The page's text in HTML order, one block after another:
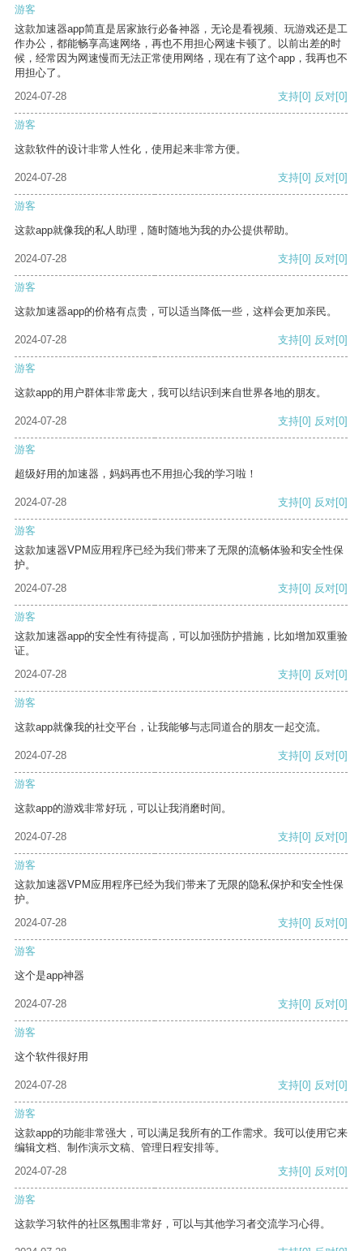
游客
这款加速器app简直是居家旅行必备神器，无论是看视频、玩游戏还是工
作办公，都能畅享高速网络，再也不用担心网速卡顿了。以前出差的时
候，经常因为网速慢而无法正常使用网络，现在有了这个app，我再也不
用担心了。
2024-07-28
支持[0] 反对[0]
游客
这款软件的设计非常人性化，使用起来非常方便。
2024-07-28 支持[0] 反对[0]
游客
这款app就像我的私人助理，随时随地为我的办公提供帮助。
2024-07-28 支持[0] 反对[0]
游客
这款加速器app的价格有点贵，可以适当降低一些，这样会更加亲民。
2024-07-28 支持[0] 反对[0]
游客
这款app的用户群体非常庞大，我可以结识到来自世界各地的朋友。
2024-07-28 支持[0] 反对[0]
游客
超级好用的加速器，妈妈再也不用担心我的学习啦！
2024-07-28 支持[0] 反对[0]
游客
这款加速器VPM应用程序已经为我们带来了无限的流畅体验和安全性保
护。
2024-07-28
支持[0] 反对[0]
游客
这款加速器app的安全性有待提高，可以加强防护措施，比如增加双重验
证。
2024-07-28
支持[0] 反对[0]
游客
这款app就像我的社交平台，让我能够与志同道合的朋友一起交流。
2024-07-28 支持[0] 反对[0]
游客
这款app的游戏非常好玩，可以让我消磨时间。
2024-07-28 支持[0] 反对[0]
游客
这款加速器VPM应用程序已经为我们带来了无限的隐私保护和安全性保
护。
2024-07-28
支持[0] 反对[0]
游客
这个是app神器
2024-07-28 支持[0] 反对[0]
游客
这个软件很好用
2024-07-28 支持[0] 反对[0]
游客
这款app的功能非常强大，可以满足我所有的工作需求。我可以使用它来
编辑文档、制作演示文稿、管理日程安排等。
2024-07-28
支持[0] 反对[0]
游客
这款学习软件的社区氛围非常好，可以与其他学习者交流学习心得。